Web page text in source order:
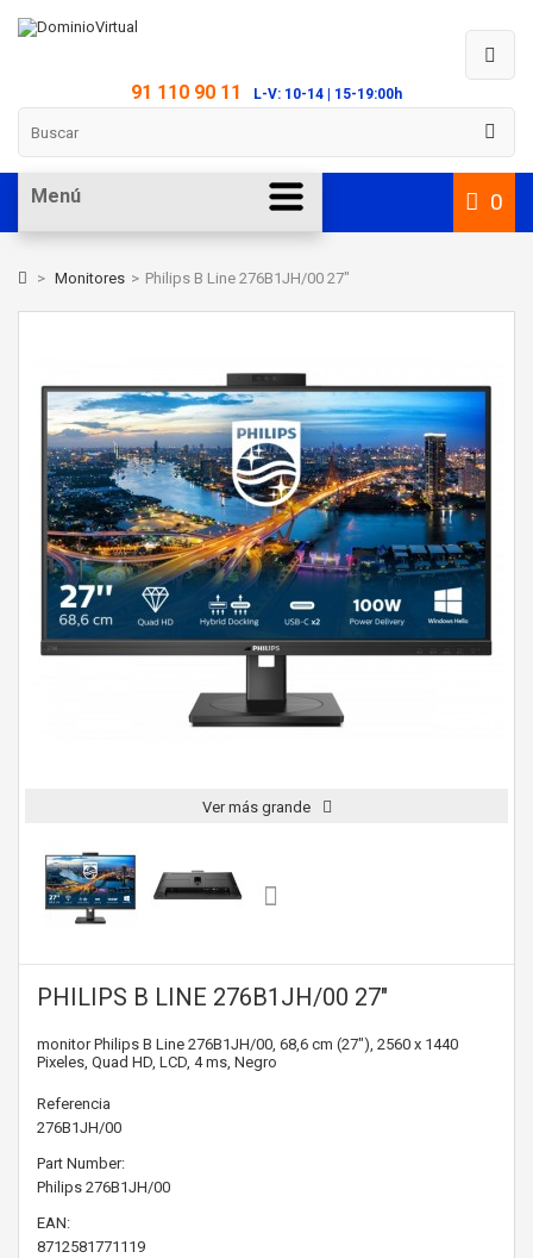
91 110 90 11 L-V: 10-14 | 15-19:00h
0
Menú
> Monitores > Philips B Line 276B1JH/00 27"
Ver más grande
PHILIPS B LINE 276B1JH/00 27"
monitor Philips B Line 276B1JH/00, 68,6 cm (27"), 2560 x 1440
Pixeles, Quad HD, LCD, 4 ms, Negro
Referencia
276B1JH/00
Part Number:
Philips 276B1JH/00
EAN:
8712581771119